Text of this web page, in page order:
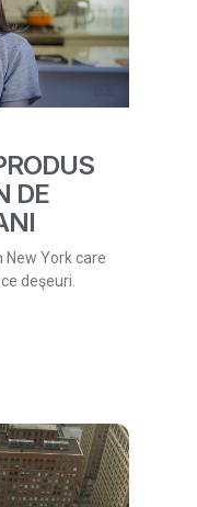
DE
New York care
deşeuri.